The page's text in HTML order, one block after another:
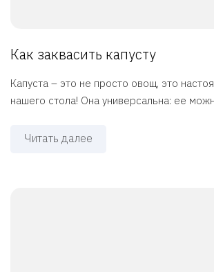
Как заквасить капусту
Капуста – это не просто овощ, это
нашего стола! Она универсальна: ее
Читать далее